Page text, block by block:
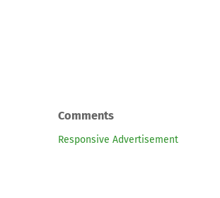
Comments
Responsive Advertisement